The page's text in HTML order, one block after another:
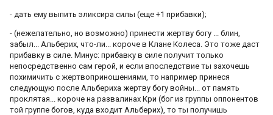
- дать ему выпить эликсира силы (еще +1 прибавки);
- (нежелательно, но возможно) принести жертву богу ... блин,
забыл... Альберих, что-ли... короче в Клане Колеса. Это тоже даст
прибавку в силе. Минус: прибавку в силе получит только
непосредственно сам герой, и если впоследствие ты захочешь
похимичить с жертвоприношениями, то например принеся
следующую после Альбериха жертву богу войны... от память
проклятая... короче на развалинах Кри (бог из группы оппонентов
той группе богов, куда входит Альберих), то ты получишь